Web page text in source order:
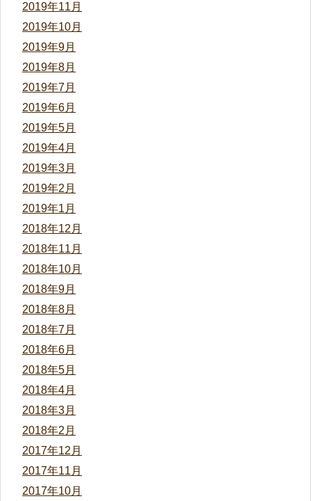
2019年11月
2019年10月
2019年9月
2019年8月
2019年7月
2019年6月
2019年5月
2019年4月
2019年3月
2019年2月
2019年1月
2018年12月
2018年11月
2018年10月
2018年9月
2018年8月
2018年7月
2018年6月
2018年5月
2018年4月
2018年3月
2018年2月
2017年12月
2017年11月
2017年10月